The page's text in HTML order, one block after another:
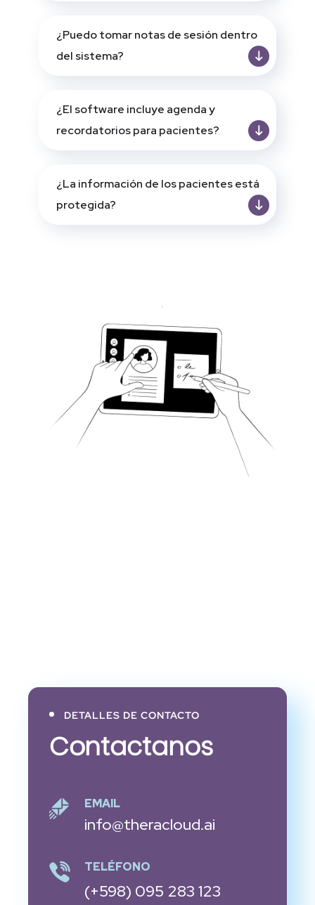
¿Puedo tomar notas de sesión dentro
del sistema?
¿El software incluye agenda y
recordatorios para pacientes?
¿La información de los pacientes está
protegida?
DETALLES DE CONTACTO
Contactanos
EMAIL
info@theracloud.ai
TELÉFONO
(+598) 095 283 123